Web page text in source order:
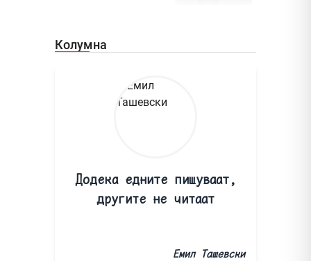
Колумна
Додека едните пишуваат,
другите не читаат
Емил Ташевски